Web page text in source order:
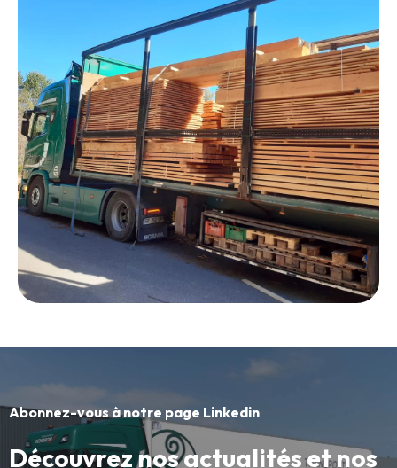
Abonnez-vous à notre page Linkedin
Découvrez nos actualités et nos